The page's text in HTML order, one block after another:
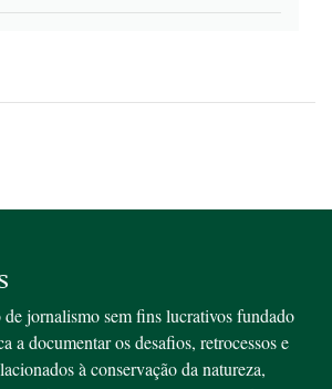
jornalismo sem fins lucrativos fundado
a documentar os desafios, retrocessos e
à conservação da natureza,